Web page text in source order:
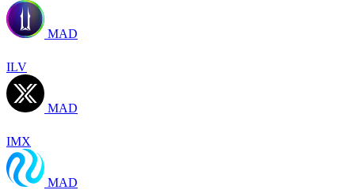
MAD
ILV
MAD
IMX
MAD